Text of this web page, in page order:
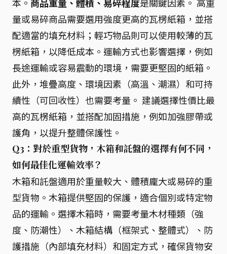
量或易碎商品需要選用強度更高的瓦楞紙箱，並搭
配適當的填充材料；輕巧物品則可以使用較薄的瓦
楞紙箱，以降低成本。運輸方式也影響選擇，例如
長途運輸或容易震動的環境，需要更堅固的紙箱。
此外，堆疊高度、環境因素（高溫、潮濕）和可持
續性（可回收性）也需要考量。 建議選擇性價比最
高的瓦楞紙箱，並搭配加固措施，例如加強膠帶或
護角，以提升整體保護性。
Q3：對於重型貨物，木箱和託盤的選擇有何不同，
如何最佳化運輸效率？
木箱和託盤適用於重量較大、體積龐大或易碎的重
型貨物。木箱提供堅固的保護，適合個別或特定物
品的運輸。選擇木箱時，需要考量木材種類（強
度、防潮性）、木箱結構（框架式、整體式）、防
護措施（內部填充材料）和固定方式，確保貨物安